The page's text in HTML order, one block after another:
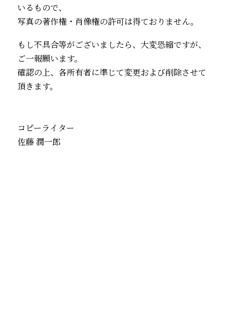
いるもので、
写真の著作権・肖像権の許可は得ておりません。
もし不具合等がございましたら、大変恐縮ですが、
ご一報願います。
確認の上、各所有者に準じて変更および削除させて
頂きます。
コピーライター
佐藤 潤一郎